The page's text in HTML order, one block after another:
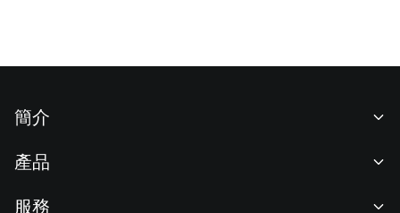
簡介
新聞中心
產品
服務